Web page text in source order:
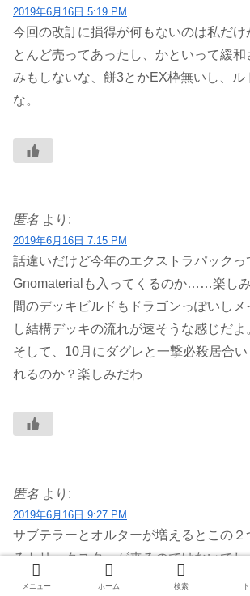
2019年6月16日 5:19 PM
今回の改訂に損得が何もないのは私だけ
とんど売ってあったし、かといって緩
みもしないな、餅3とかEX枠無いし、ル
な。
匿名 より:
2019年6月16日 7:15 PM
話違いだけど今年のエクストラパックっ
Gnomaterialも入ってくるのか……楽しみ
間のデッキビルドもドラゴンっぽいし
し結構デッキの流れが速そうな感じだよ
そして、10月にダグレと一撃必殺居合
れるのか？楽しみだわ
匿名 より:
2019年6月16日 9:27 PM
サブテラーとオルターが増えるとこの
るトリックスターが来るのではないでし
やはり罠ビの天敵は１にライトステージ
メニュー ホーム 検索